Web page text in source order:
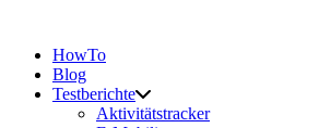
HowTo
Blog
Testberichte
Aktivitätstracker